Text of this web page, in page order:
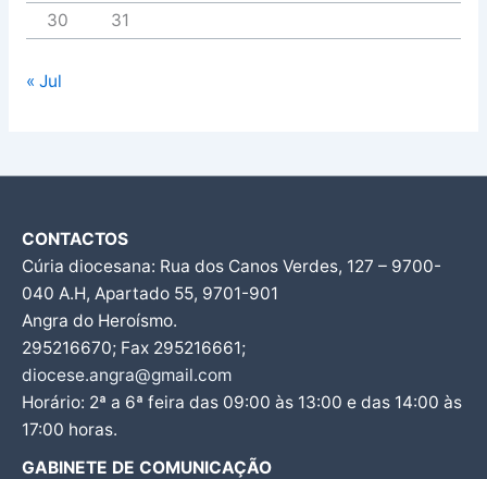
30
31
« Jul
CONTACTOS
Cúria diocesana: Rua dos Canos Verdes, 127 – 9700-
040 A.H, Apartado 55, 9701-901
Angra do Heroísmo.
295216670; Fax 295216661;
diocese.angra@gmail.com
Horário: 2ª a 6ª feira das 09:00 às 13:00 e das 14:00 às
17:00 horas.
GABINETE DE COMUNICAÇÃO